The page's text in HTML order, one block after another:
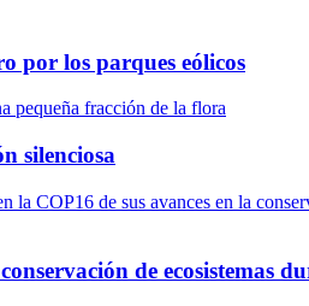
por los parques eólicos
silenciosa
de ecosistemas